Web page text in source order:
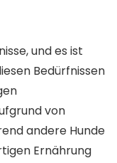
und es ist
Bedürfnissen
von
andere Hunde
Ernährung